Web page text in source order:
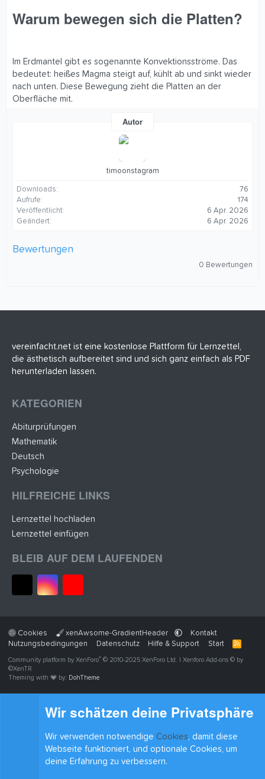
Warum bewegen sich die Platten?​
Im Erdmantel gibt es sogenannte Konvektionsströme. Das
bedeutet: heißes Magma steigt auf, kühlt ab und sinkt wieder
nach unten. Diese Bewegung zieht die Platten an der
Oberfläche mit.
Autor
timoonstagram
Downloads
76
Aufrufe
174
Veröffentlicht
6 Apr. 2026
Geändert
6 Apr. 2026
Bewertungen
t
(
)
0 Bewertungen
vereinfacht.net ist eine kostenlose Plattform für Lernzettel,
die ästhetisch aufbereitet sind und sich ganz einfach als PDF
herunterladen lassen.
KATEGORIEN
Abiturprüfungen
Mathematik
Deutsch
Psychologie
HILFREICHE LINKS
Lernzettel hochladen
Lernzettel einfügen
BLEIB AUF DEM LAUFENDEN
Cookies xenAwsome-GradientHeader
Kontakt
Nutzungsbedingungen
Datenschutz Hilfe & Support Start
R
S
Community platform by XenForo® © 2010-2025 XenForo Ltd. Xenforo Add-ons © by
©XenTR
Theming with
by: DohTheme
Wir schätzen deine Privatsphäre
Wir verwenden notwendige Cookies, damit diese
Webseite funktioniert, und optionale Cookies, um
deine Erfahrung zu verbessern.